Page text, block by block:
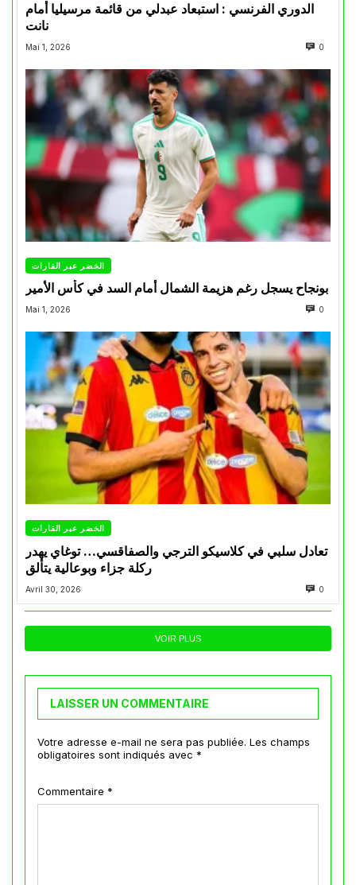
الدوري الفرنسي : استبعاد عبدلي من قائمة مرسيليا أمام
نانت
Mai 1, 2026 0
الخضر عبر القارات
بونجاح يسجل رغم هزيمة الشمال أمام السد في كأس الأمير
Mai 1, 2026 0
الخضر عبر القارات
تعادل سلبي في كلاسيكو الترجي والصفاقسي… توغاي يهدر
ركلة جزاء وبوعالية يتألق
Avril 30, 2026 0
VOIR PLUS
LAISSER UN COMMENTAIRE
Votre adresse e-mail ne sera pas publiée. Les champs
obligatoires sont indiqués avec *
Commentaire *